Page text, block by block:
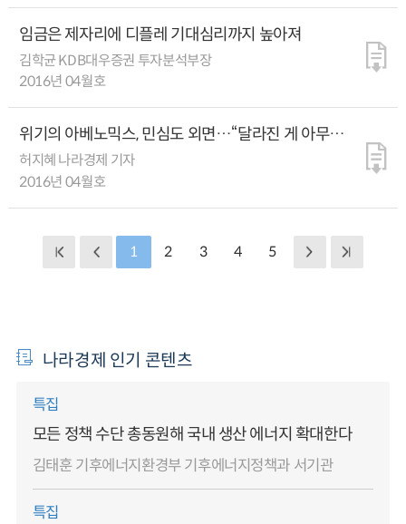
임금은 제자리에 디플레 기대심리까지 높아져
김학균 KDB대우증권 투자분석부장
2016년 04월호
위기의 아베노믹스, 민심도 외면…“달라진 게 아무것도
없다”
허지혜 나라경제 기자
2016년 04월호
1 2 3 4 5
나라경제 인기 콘텐츠
특집
모든 정책 수단 총동원해 국내 생산 에너지 확대한다
김태훈 기후에너지환경부 기후에너지정책과 서기관
특집